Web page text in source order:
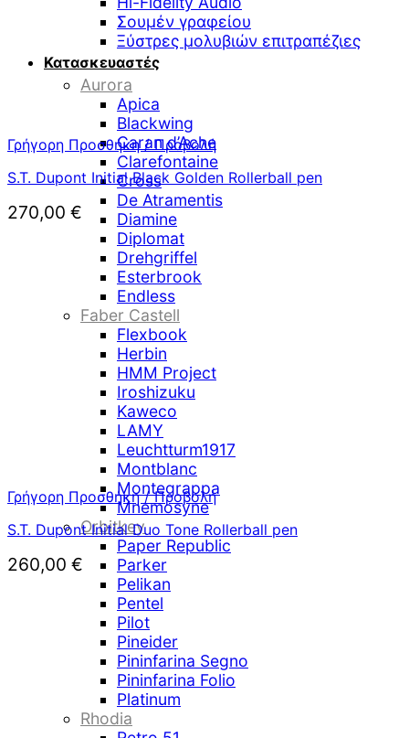
Σουμέν γραφείου
Ξύστρες μολυβιών επιτραπέζιες
Κατασκευαστές
Aurora
Apica
Blackwing
Caran d’Ache
Clarefontaine
Cross
De Atramentis
Diamine
Diplomat
Drehgriffel
Esterbrook
Endless
Faber Castell
Flexbook
Herbin
HMM Project
Iroshizuku
Kaweco
LAMY
Leuchtturm1917
Montblanc
Montegrappa
Mnemosyne
Orbitkey
Paper Republic
Parker
Pelikan
Pentel
Pilot
Pineider
Pininfarina Segno
Pininfarina Folio
Platinum
Rhodia
Γρήγορη Προσθήκη / Προβολή
S.T. Dupont Initial Black Golden Rollerball pen
270,00 €
Γρήγορη Προσθήκη / Προβολή
S.T. Dupont Initial Duo Tone Rollerball pen
260,00 €